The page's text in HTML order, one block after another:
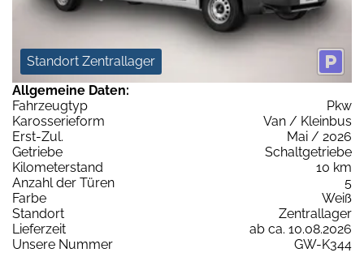
Standort Zentrallager
Allgemeine Daten:
Fahrzeugtyp
Pkw
Karosserieform
Van / Kleinbus
Erst-Zul.
Mai / 2026
Getriebe
Schaltgetriebe
Kilometerstand
10 km
Anzahl der Türen
5
Farbe
Weiß
Standort
Zentrallager
Lieferzeit
ab ca. 10.08.2026
Unsere Nummer
GW-K344